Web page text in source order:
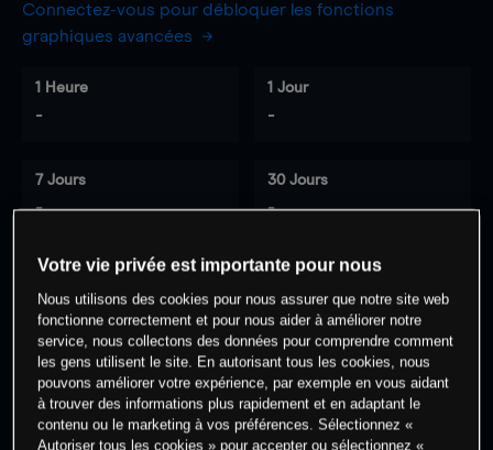
Connectez-vous pour débloquer les fonctions
graphiques avancées
1 Heure
-
1 Jour
-
7 Jours
-
30 Jours
-
0% des clients ont une position àsur
cet actif
Commencez à trader
Votre vie privée est importante pour nous
Nous utilisons des cookies pour nous assurer que notre site web
fonctionne correctement et pour nous aider à améliorer notre
service, nous collectons des données pour comprendre comment
les gens utilisent le site. En autorisant tous les cookies, nous
pouvons améliorer votre expérience, par exemple en vous aidant
à trouver des informations plus rapidement et en adaptant le
contenu ou le marketing à vos préférences. Sélectionnez «
Autoriser tous les cookies » pour accepter ou sélectionnez «